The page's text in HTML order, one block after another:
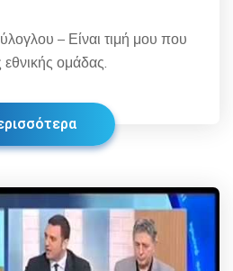
– Είναι τιμή μου που
ομάδας.